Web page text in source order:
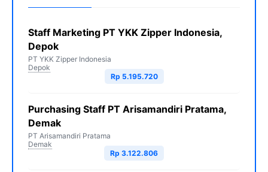
Staff Marketing PT YKK Zipper Indonesia,
Depok
PT YKK Zipper Indonesia
Depok
Rp 5.195.720
Purchasing Staff PT Arisamandiri Pratama,
Demak
PT Arisamandiri Pratama
Demak
Rp 3.122.806